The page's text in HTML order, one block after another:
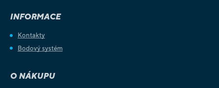
INFORMACE
Kontakty
Bodový systém
O NÁKUPU